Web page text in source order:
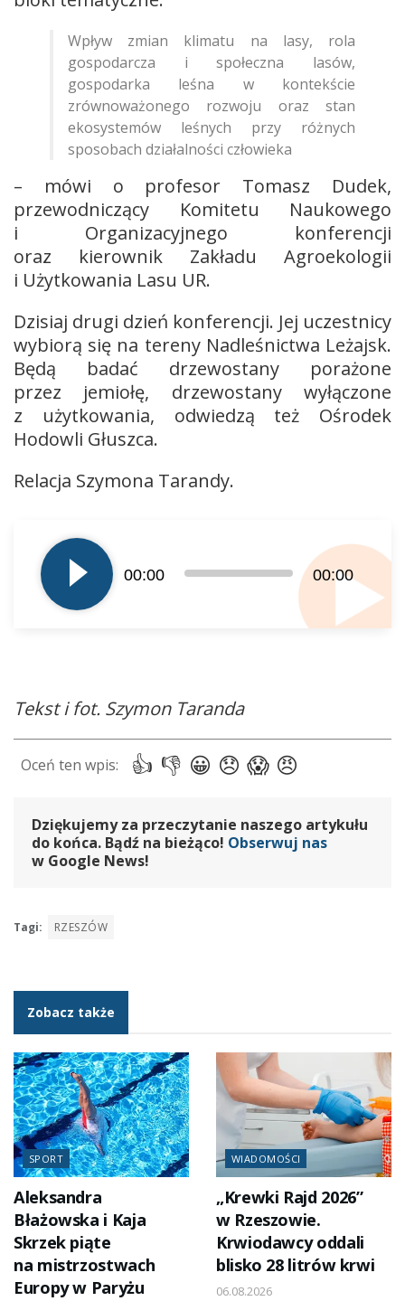
Wpływ zmian klimatu na lasy, rola
gospodarcza i społeczna lasów,
gospodarka leśna w kontekście
zrównoważonego rozwoju oraz stan
ekosystemów leśnych przy różnych
sposobach działalności człowieka
– mówi o profesor Tomasz Dudek,
przewodniczący Komitetu Naukowego
i Organizacyjnego konferencji
oraz kierownik Zakładu Agroekologii
i Użytkowania Lasu UR.
Dzisiaj drugi dzień konferencji. Jej uczestnicy
wybiorą się na tereny Nadleśnictwa Leżajsk.
Będą badać drzewostany porażone
przez jemiołę, drzewostany wyłączone
z użytkowania, odwiedzą też Ośrodek
Hodowli Głuszca.
Relacja Szymona Tarandy.
plików
dźwiękowych
00:00 00:00
Tekst i fot. Szymon Taranda
Dziękujemy za przeczytanie naszego artykułu
do końca. Bądź na bieżąco! Obserwuj nas
w Google News!
Tagi: RZESZÓW
Zobacz także
SPORT
Aleksandra
Błażowska i Kaja
Skrzek piąte
na mistrzostwach
Europy w Paryżu
WIADOMOŚCI
„Krewki Rajd 2026”
w Rzeszowie.
Krwiodawcy oddali
blisko 28 litrów krwi
06.08.2026